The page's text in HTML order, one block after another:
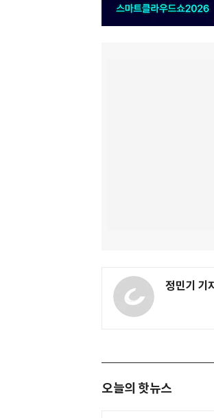
정민기 기
오늘의 핫뉴스